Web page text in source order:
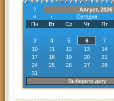
?
Август, 2026
«
‹ Сегодня
Пн
Вт Ср Чт Пт
3
4 5 6 7
10
11 12 13 14
17
18 19 20 21
24
25 26 27 28
31
Выберите дату